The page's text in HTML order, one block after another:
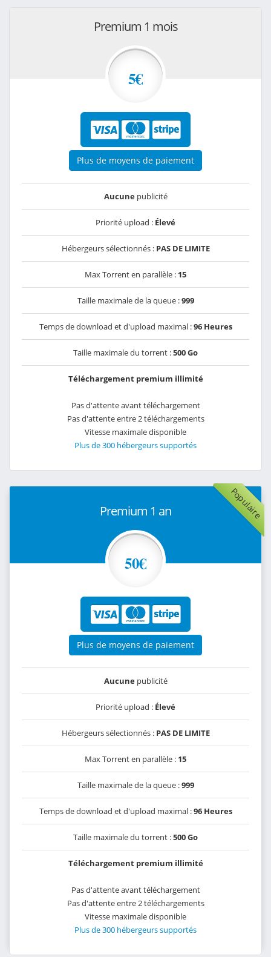
Premium 1 mois
5€
Plus de moyens de paiement
Aucunepublicité
Priorité upload : Élevé
Hébergeurs sélectionnés : PAS DE LIMITE
Max Torrent en parallèle : 15
Taille maximale de la queue :999
Temps de download et d'upload maximal :96 Heures
Taille maximale du torrent :500 Go
Téléchargement premium illimité
Pas d'attente avant téléchargement
Pas d'attente entre 2 téléchargements
Vitesse maximale disponible
Plus de 300 hébergeurs supportés
Populaire
Premium 1 an
50€
Plus de moyens de paiement
Aucunepublicité
Priorité upload : Élevé
Hébergeurs sélectionnés : PAS DE LIMITE
Max Torrent en parallèle : 15
Taille maximale de la queue :999
Temps de download et d'upload maximal :96 Heures
Taille maximale du torrent :500 Go
Téléchargement premium illimité
Pas d'attente avant téléchargement
Pas d'attente entre 2 téléchargements
Vitesse maximale disponible
Plus de 300 hébergeurs supportés